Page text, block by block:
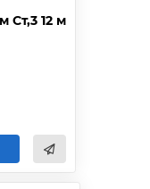
Ст,3 12 м